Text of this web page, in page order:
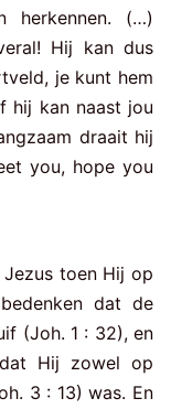
herkennen. (…)
Hij kan dus
je kunt hem
hij kan naast jou
draait hij
you, hope you
toen Hij op
dat de
(Joh. 1 : 32), en
Hij zowel op
3 : 13) was. En